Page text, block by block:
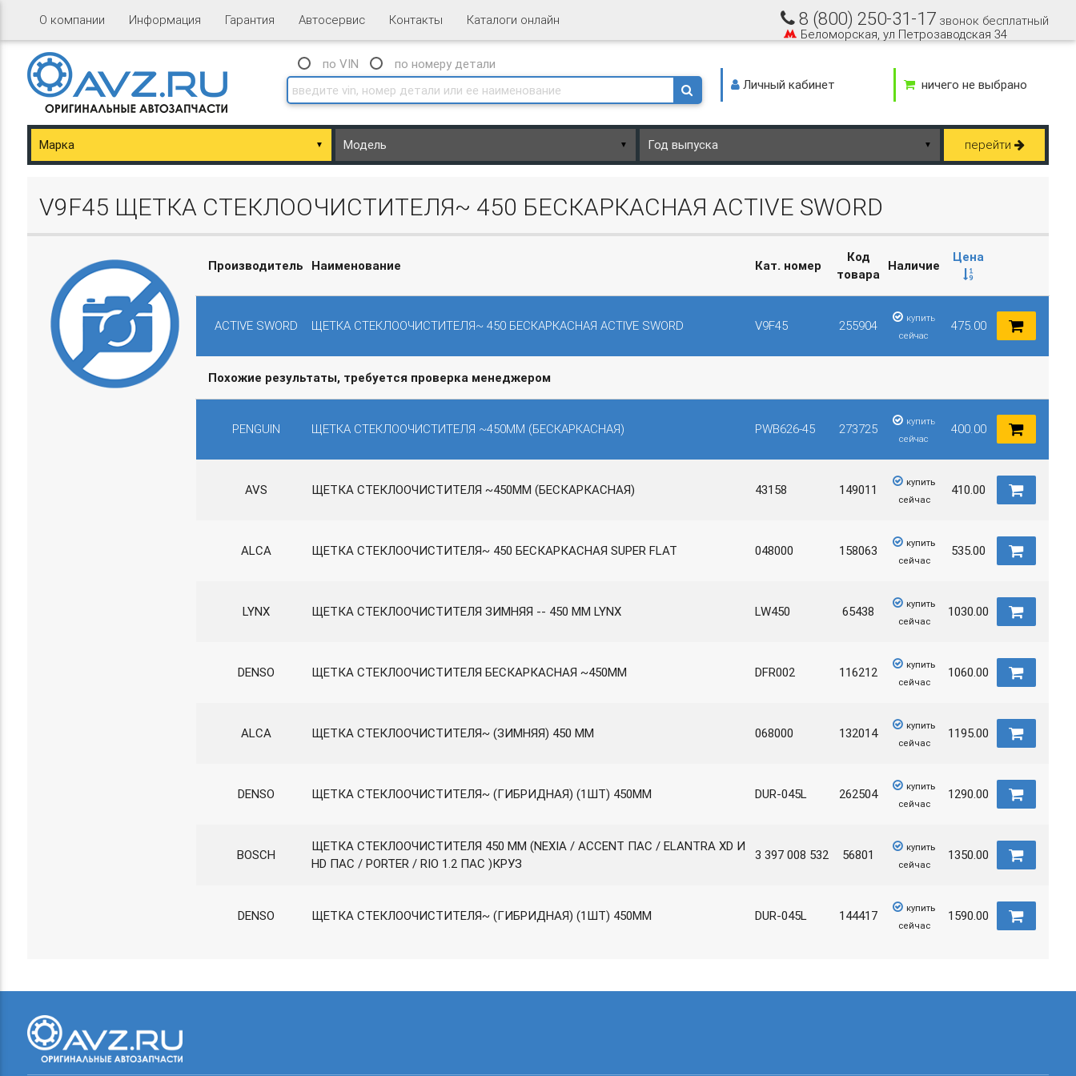
О компании Информация Гарантия Автосервис Контакты Каталоги онлайн
Basket.php
8 (800) 250-31-17 звонок бесплатный
Беломорская, ул Петрозаводская 34
по VIN
по номеру детали
Личный кабинет
ничего не выбрано
▼ ▼ ▼ перейти
V9F45 ЩЕТКА СТЕКЛООЧИСТИТЕЛЯ~ 450 БЕСКАРКАСНАЯ ACTIVE SWORD
Производитель Наименование Кат. номер
Код
товара
Наличие
Цена
ACTIVE SWORD ЩЕТКА СТЕКЛООЧИСТИТЕЛЯ~ 450 БЕСКАРКАСНАЯ ACTIVE SWORD V9F45 255904
купить
сейчас
475.00
Похожие результаты, требуется проверка менеджером
PENGUIN ЩЕТКА СТЕКЛООЧИСТИТЕЛЯ ~450ММ (БЕСКАРКАСНАЯ) PWB626-45 273725
купить
сейчас
400.00
AVS ЩЕТКА СТЕКЛООЧИСТИТЕЛЯ ~450ММ (БЕСКАРКАСНАЯ) 43158 149011
купить
сейчас
410.00
ALCA ЩЕТКА СТЕКЛООЧИСТИТЕЛЯ~ 450 БЕСКАРКАСНАЯ SUPER FLAT 048000 158063
купить
сейчас
535.00
LYNX ЩЕТКА СТЕКЛООЧИСТИТЕЛЯ ЗИМНЯЯ -- 450 ММ LYNX LW450 65438
купить
сейчас
1030.00
DENSO ЩЕТКА СТЕКЛООЧИСТИТЕЛЯ БЕСКАРКАСНАЯ ~450ММ DFR002 116212
купить
сейчас
1060.00
ALCA ЩЕТКА СТЕКЛООЧИСТИТЕЛЯ~ (ЗИМНЯЯ) 450 ММ 068000 132014
купить
сейчас
1195.00
DENSO ЩЕТКА СТЕКЛООЧИСТИТЕЛЯ~ (ГИБРИДНАЯ) (1ШТ) 450ММ DUR-045L 262504
купить
сейчас
1290.00
BOSCH
ЩЕТКА СТЕКЛООЧИСТИТЕЛЯ 450 ММ (NEXIA / ACCENT ПАС / ELANTRA XD И
HD ПАС / PORTER / RIO 1.2 ПАС )КРУЗ
3 397 008 532 56801
купить
сейчас
1350.00
DENSO ЩЕТКА СТЕКЛООЧИСТИТЕЛЯ~ (ГИБРИДНАЯ) (1ШТ) 450ММ DUR-045L 144417
купить
сейчас
1590.00